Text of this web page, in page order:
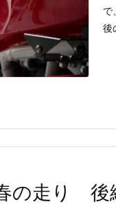
で
後
の走り 後